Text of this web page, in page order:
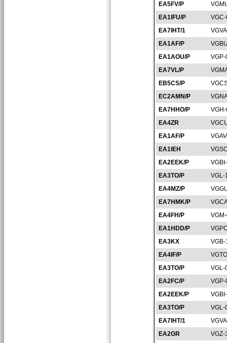
EA5FV/P
EA1IFU/P
EA7IHT/1
EA1AF/P
EA1AOU/P
EA7VL/P
EB5CS/P
EC2AMN/P
EA7HHO/P
EA4ZR
EA1AF/P
EA1IEH
EA2EEK/P
EA3TO/P
VGL-
EA4MZ/P
EA7HMK/P
EA4FH/P
EA1HDD/P
EA3KX
EA4IF/P
EA3TO/P
VGL-
EA2FC/P
EA2EEK/P
EA3TO/P
VGL-
EA7IHT/1
EA2GR
VGZ-